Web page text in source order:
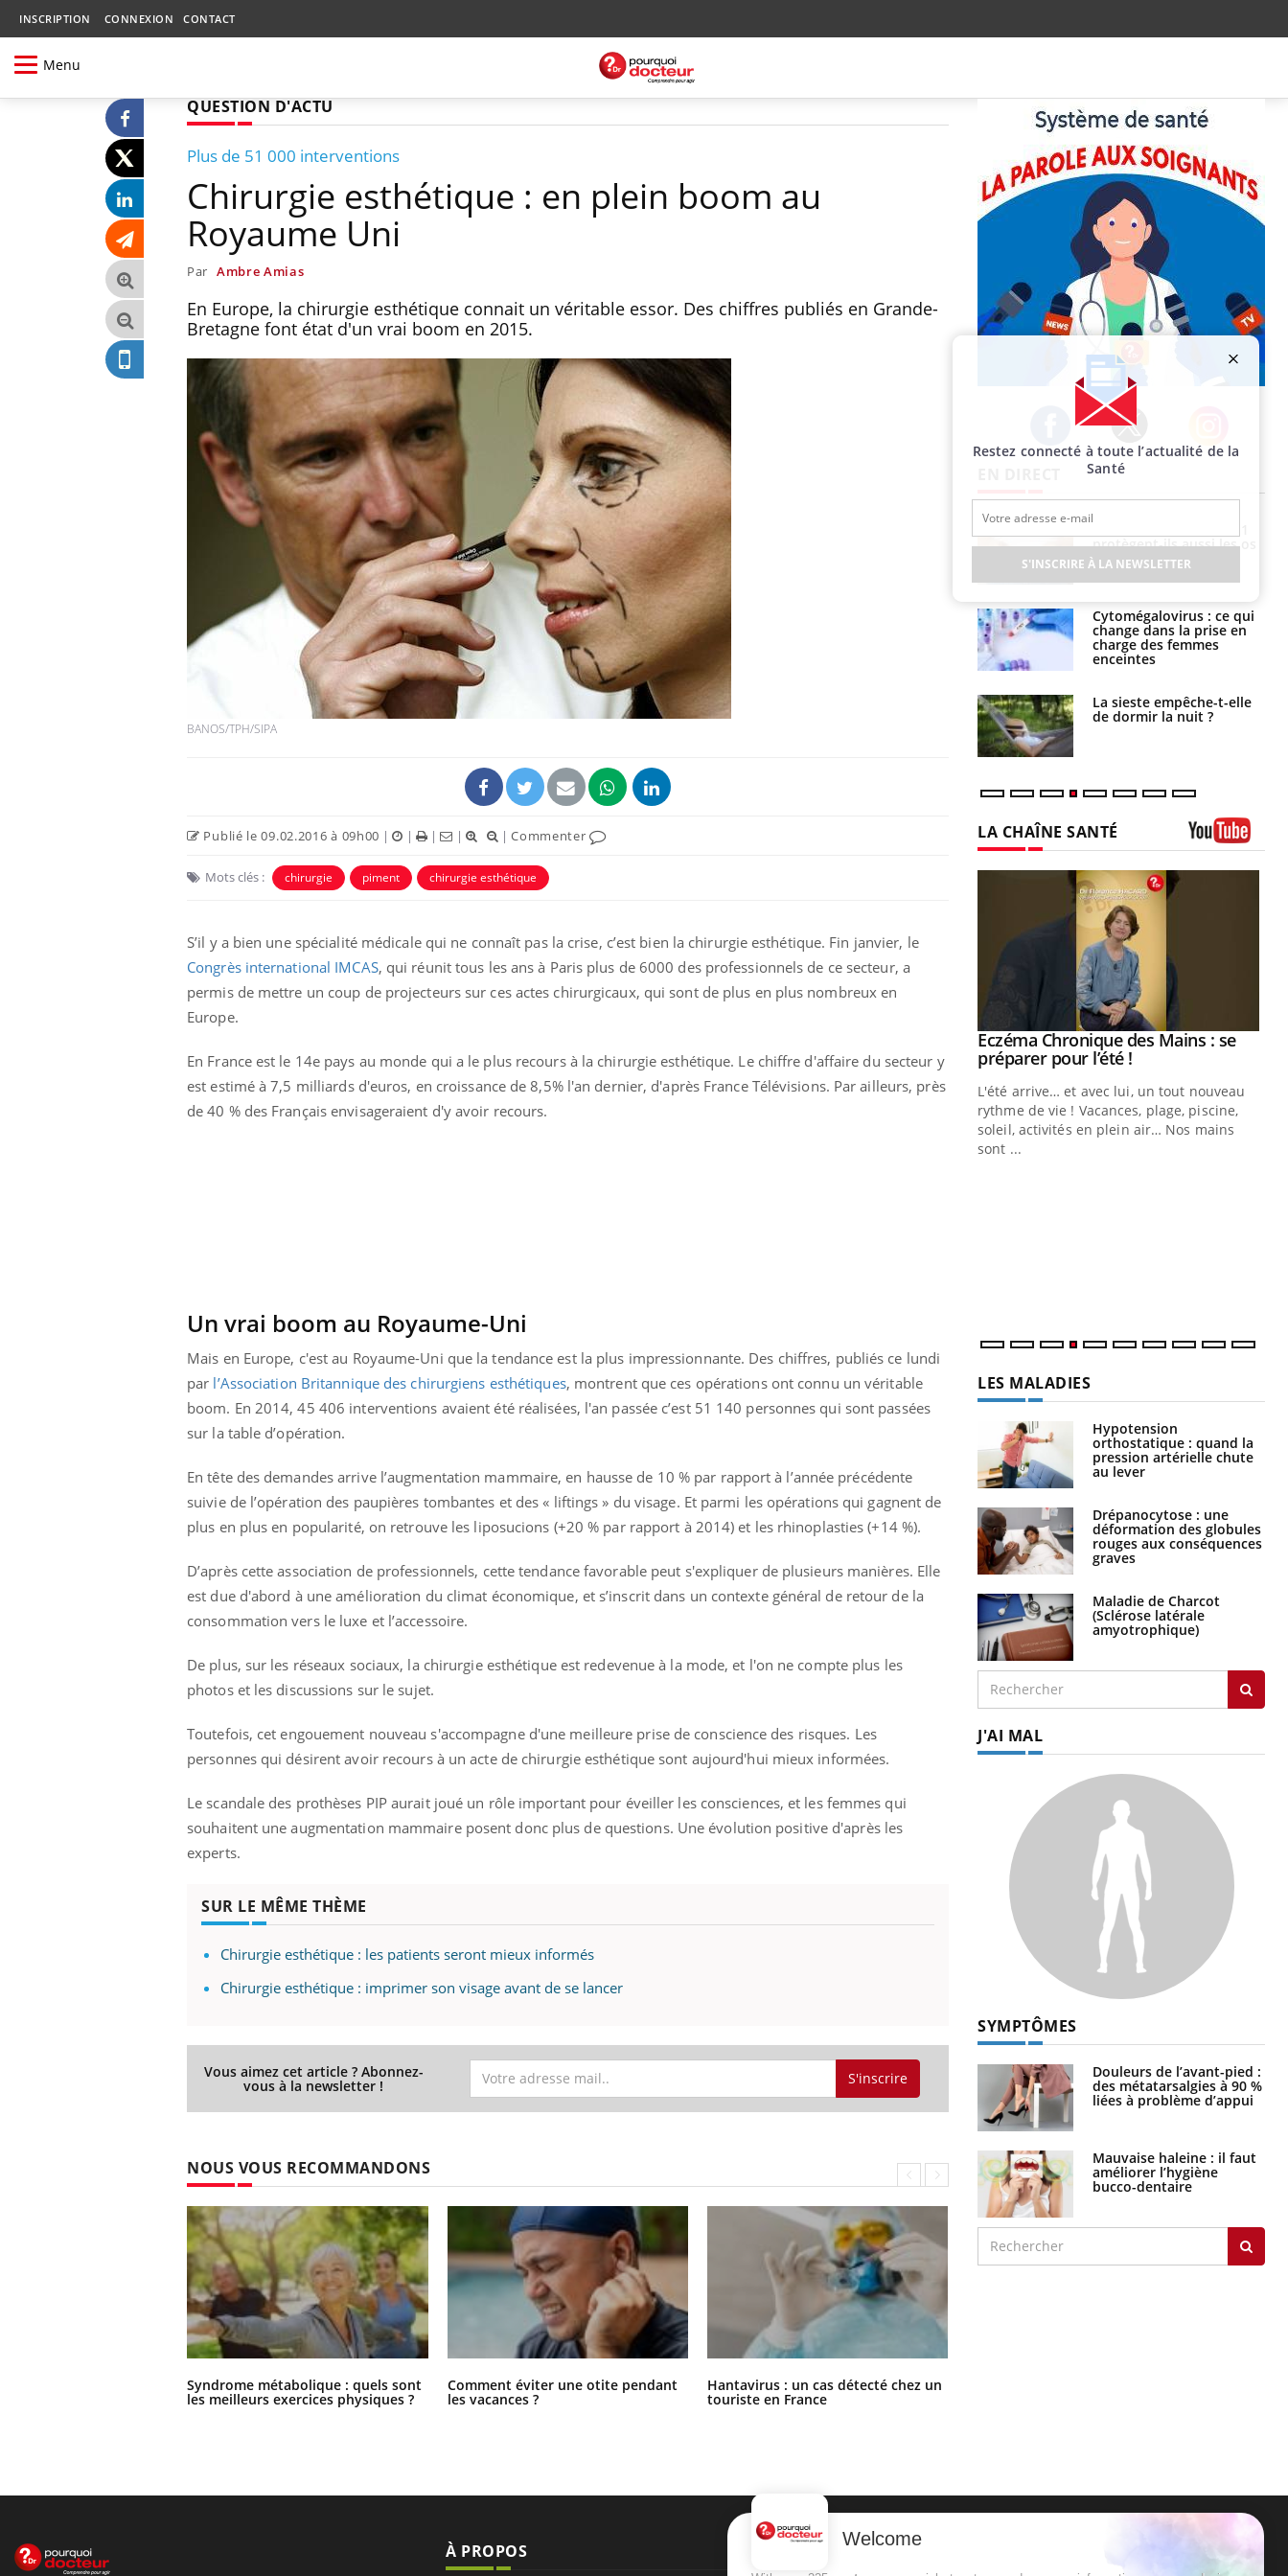
INSCRIPTION CONNEXION CONTACT
Menu
QUESTION D'ACTU
Plus de 51 000 interventions
Chirurgie esthétique : en plein boom au
Royaume Uni
Par Ambre Amias
En Europe, la chirurgie esthétique connait un véritable essor. Des chiffres publiés en Grande-
Bretagne font état d'un vrai boom en 2015.
BANOS/TPH/SIPA
Publié le 09.02.2016 à 09h00 | | | | |Commenter
Mots clés : chirurgie piment chirurgie esthétique
S’il y a bien une spécialité médicale qui ne connaît pas la crise, c’est bien la chirurgie esthétique. Fin janvier, le
Congrès international IMCAS, qui réunit tous les ans à Paris plus de 6000 des professionnels de ce secteur, a
permis de mettre un coup de projecteurs sur ces actes chirurgicaux, qui sont de plus en plus nombreux en
Europe.
En France est le 14e pays au monde qui a le plus recours à la chirurgie esthétique. Le chiffre d'affaire du secteur y
est estimé à 7,5 milliards d'euros, en croissance de 8,5% l'an dernier, d'après France Télévisions. Par ailleurs, près
de 40 % des Français envisageraient d'y avoir recours.
Un vrai boom au Royaume-Uni
Mais en Europe, c'est au Royaume-Uni que la tendance est la plus impressionnante. Des chiffres, publiés ce lundi
par l’Association Britannique des chirurgiens esthétiques, montrent que ces opérations ont connu un véritable
boom. En 2014, 45 406 interventions avaient été réalisées, l'an passée c’est 51 140 personnes qui sont passées
sur la table d’opération.
En tête des demandes arrive l’augmentation mammaire, en hausse de 10 % par rapport à l’année précédente
suivie de l’opération des paupières tombantes et des « liftings » du visage. Et parmi les opérations qui gagnent de
plus en plus en popularité, on retrouve les liposucions (+20 % par rapport à 2014) et les rhinoplasties (+14 %).
D’après cette association de professionnels, cette tendance favorable peut s'expliquer de plusieurs manières. Elle
est due d'abord à une amélioration du climat économique, et s’inscrit dans un contexte général de retour de la
consommation vers le luxe et l’accessoire.
De plus, sur les réseaux sociaux, la chirurgie esthétique est redevenue à la mode, et l'on ne compte plus les
photos et les discussions sur le sujet.
Toutefois, cet engouement nouveau s'accompagne d'une meilleure prise de conscience des risques. Les
personnes qui désirent avoir recours à un acte de chirurgie esthétique sont aujourd'hui mieux informées.
Le scandale des prothèses PIP aurait joué un rôle important pour éveiller les consciences, et les femmes qui
souhaitent une augmentation mammaire posent donc plus de questions. Une évolution positive d'après les
experts.
SUR LE MÊME THÈME
Chirurgie esthétique : les patients seront mieux informés
Chirurgie esthétique : imprimer son visage avant de se lancer
Vous aimez cet article ? Abonnez-
vous à la newsletter ! S'inscrire
NOUS VOUS RECOMMANDONS
Syndrome métabolique : quels sont
les meilleurs exercices physiques ?
Comment éviter une otite pendant
les vacances ?
Hantavirus : un cas détecté chez un
touriste en France
Facebook Twitter Instagram
Syndrome métabolique :
quels sont les meilleurs
exercices physiques ?
Comment éviter une otite
pendant les vacances ?
Hantavirus : un cas
détecté chez un touriste
en France
Mortalité infantile : un
rapport s’interroge sur
son taux élevé en France
Grossesse à risque : ce jus
naturel attire l'attention
des chercheurs
Comment oublier les
écrans en vacances ?
protègent-ils aussi les os
?
Cytomégalovirus : ce qui
change dans la prise en
charge des femmes
enceintes
La sieste empêche-t-elle
de dormir la nuit ?
LA CHAÎNE SANTÉ
expliquer ma maladieYoutube
Il y a des sujets qui sont faciles à aborder...
d'autres non ! D'un côté, poser des
prévenir Youtube
Fatigue, irritabilité, brouillard mental ou
même alopécie… Les symptômes de la
osait en parler??Youtube
En 2026, l'insuline dans le diabète de type 2
Youtube
Eczéma Chronique des Mains : se
préparer pour l’été !Youtube
L'été arrive… et avec lui, un tout nouveau
rythme de vie ! Vacances, plage, piscine,
soleil, activités en plein air… Nos mains
sont ...
LES MALADIES
Hypotension
orthostatique : quand la
pression artérielle chute
au lever
Drépanocytose : une
déformation des globules
rouges aux conséquences
graves
Maladie de Charcot
(Sclérose latérale
amyotrophique)
J'AI MAL
SYMPTÔMES
Douleurs de l’avant-pied :
des métatarsalgies à 90 %
liées à problème d’appui
Mauvaise haleine : il faut
améliorer l’hygiène
bucco-dentaire
Restez connecté à toute l’actualité de la
Santé
S'INSCRIRE À LA NEWSLETTER
À PROPOS NEWSLETTER
Welcome